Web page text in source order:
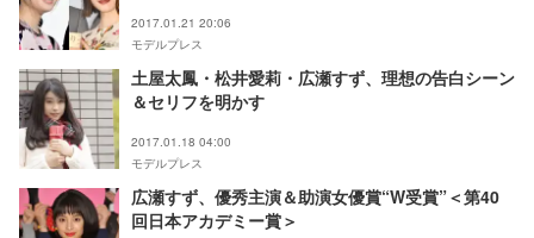
2017.01.21 20:06
モデルプレス
土屋太鳳・松井愛莉・広瀬すず、理想の告白シーン
＆セリフを明かす
2017.01.18 04:00
モデルプレス
広瀬すず、優秀主演＆助演女優賞“W受賞”＜第40
回日本アカデミー賞＞